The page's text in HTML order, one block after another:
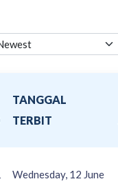
TANGGAL
TERBIT
Wednesday, 12 June